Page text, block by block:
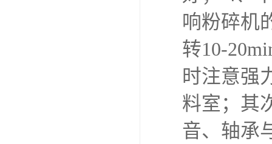
响粉碎机
转10-
时注意强
料室；其
音、轴承